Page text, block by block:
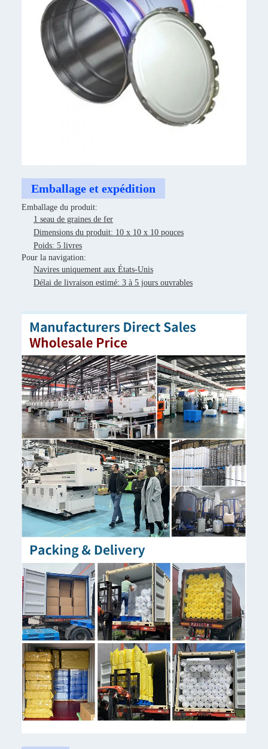
Emballage et expédition
Emballage du produit:
1 seau de graines de fer
Dimensions du produit: 10 x 10 x 10 pouces
Poids: 5 livres
Pour la navigation:
Navires uniquement aux États-Unis
Délai de livraison estimé: 3 à 5 jours ouvrables